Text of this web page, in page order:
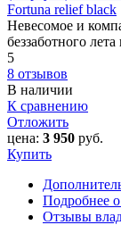
Fortuna relief black
Невесомое и
беззаботного
5
8 отзывов
В наличии
К сравнению
Отложить
цена: 3 950 руб.
Купить
Подробнее
Отзывы